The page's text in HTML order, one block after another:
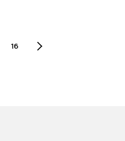
16